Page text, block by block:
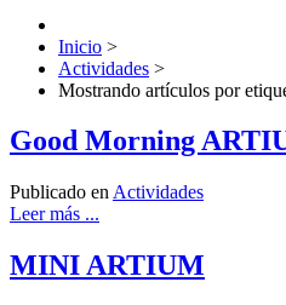
Inicio >
Actividades >
Mostrando artículos por
Good Morning
Publicado en Actividades
Leer más ...
MINI ARTIUM